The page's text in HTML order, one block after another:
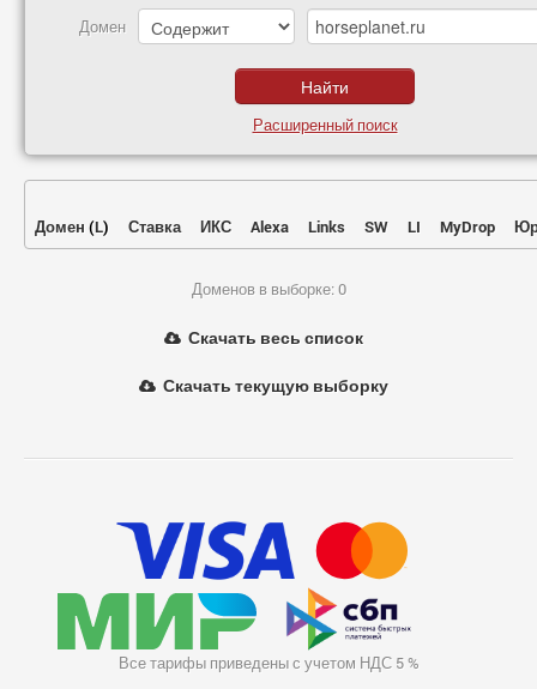
Домен
Расширенный поиск
Домен (L) Ставка ИКС Alexa Links SW LI MyDrop
Доменов в выборке: 0
Скачать весь список
Скачать текущую выборку
Все тарифы приведены с учетом НДС 5 %